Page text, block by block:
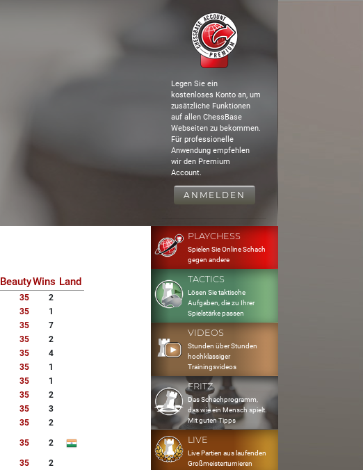
Legen Sie ein
kostenloses Konto an, um
zusätzliche Funktionen
auf allen ChessBase
Webseiten zu bekommen.
Für professionelle
Anwendung empfehlen
wir den Premium
Account.
ANMELDEN
BeautyWins Land
35
2
35
1
35
7
35
2
35
4
35
1
35
1
35
2
35
3
35 2
35 2
35
2
PLAYCHESS
Spielen Sie Online Schach
gegen andere
TACTICS
Lösen Sie taktische
Aufgaben, die zu Ihrer
Spielstärke passen
VIDEOS
Stunden über Stunden
hochklassiger
Trainingsvideos
FRITZ
Das Schachprogramm,
das wie ein Mensch spielt.
Mit guten Tipps
LIVE
Live Partien aus laufenden
Großmeisterturnieren